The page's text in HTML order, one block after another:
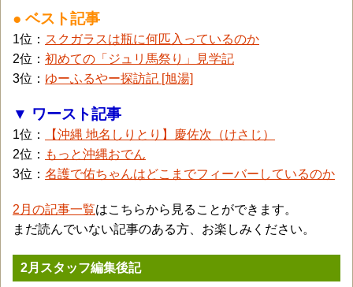
● ベスト記事
1位： スクガラスは瓶に何匹入っているのか
2位： 初めての「ジュリ馬祭り」見学記
3位： ゆーふるやー探訪記 [旭湯]
▼ ワースト記事
1位：
【沖縄 地名しりとり】慶佐次（けさじ）
2位： もっと沖縄おでん
3位： 名護で佑ちゃんはどこまでフィーバーしているのか
2月の記事一覧はこちらから見ることができます。
まだ読んでいない記事のある方、お楽しみください。
2月スタッフ編集後記